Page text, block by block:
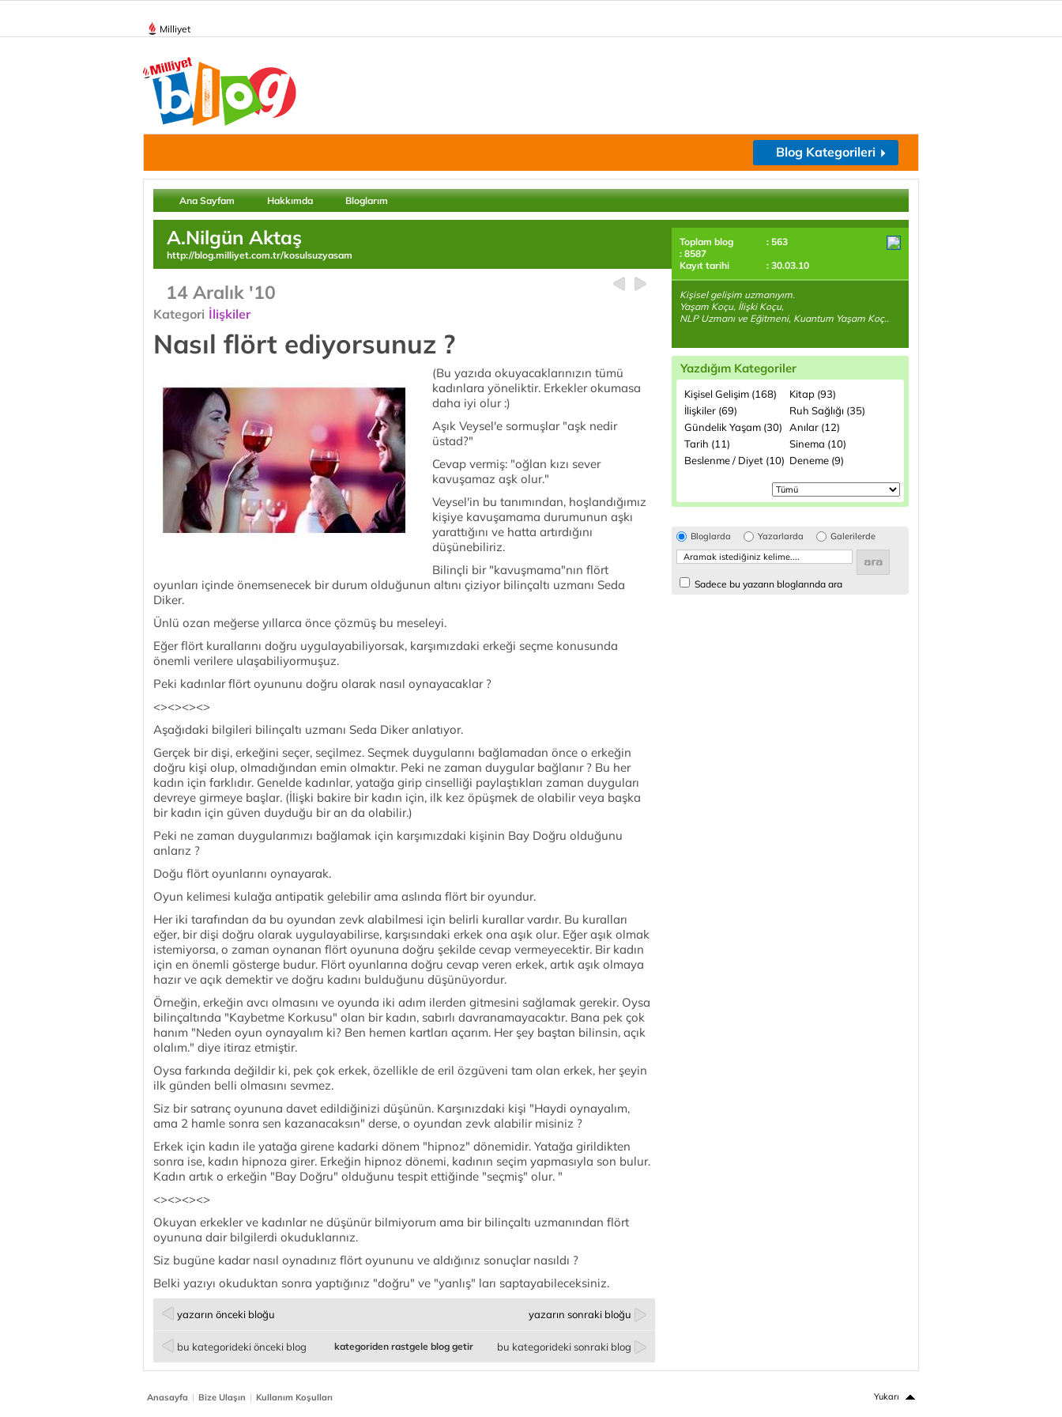
Milliyet
Blog Kategorileri
Ana Sayfam Hakkımda Bloglarım
A.Nilgün Aktaş
http://blog.milliyet.com.tr/kosulsuzyasam
14 Aralık '10
Kategori İlişkiler
Nasıl flört ediyorsunuz ?
(Bu yazıda okuyacaklarınızın tümü
kadınlara yöneliktir. Erkekler okumasa
daha iyi olur :)
Aşık Veysel'e sormuşlar "aşk nedir
üstad?"
Cevap vermiş: "oğlan kızı sever
kavuşamaz aşk olur."
Veysel'in bu tanımından, hoşlandığımız
kişiye kavuşamama durumunun aşkı
yarattığını ve hatta artırdığını
düşünebiliriz.
Bilinçli bir "kavuşmama"nın flört
oyunları içinde önemsenecek bir durum olduğunun altını çiziyor bilinçaltı uzmanı Seda
Diker.
Ünlü ozan meğerse yıllarca önce çözmüş bu meseleyi.
Eğer flört kurallarını doğru uygulayabiliyorsak, karşımızdaki erkeği seçme konusunda
önemli verilere ulaşabiliyormuşuz.
Peki kadınlar flört oyununu doğru olarak nasıl oynayacaklar ?
<><><><>
Aşağıdaki bilgileri bilinçaltı uzmanı Seda Diker anlatıyor.
Gerçek bir dişi, erkeğini seçer, seçilmez. Seçmek duygularını bağlamadan önce o erkeğin
doğru kişi olup, olmadığından emin olmaktır. Peki ne zaman duygular bağlanır ? Bu her
kadın için farklıdır. Genelde kadınlar, yatağa girip cinselliği paylaştıkları zaman duyguları
devreye girmeye başlar. (İlişki bakire bir kadın için, ilk kez öpüşmek de olabilir veya başka
bir kadın için güven duyduğu bir an da olabilir.)
Peki ne zaman duygularımızı bağlamak için karşımızdaki kişinin Bay Doğru olduğunu
anlarız ?
Doğu flört oyunlarını oynayarak.
Oyun kelimesi kulağa antipatik gelebilir ama aslında flört bir oyundur.
Her iki tarafından da bu oyundan zevk alabilmesi için belirli kurallar vardır. Bu kuralları
eğer, bir dişi doğru olarak uygulayabilirse, karşısındaki erkek ona aşık olur. Eğer aşık olmak
istemiyorsa, o zaman oynanan flört oyununa doğru şekilde cevap vermeyecektir. Bir kadın
için en önemli gösterge budur. Flört oyunlarına doğru cevap veren erkek, artık aşık olmaya
hazır ve açık demektir ve doğru kadını bulduğunu düşünüyordur.
Örneğin, erkeğin avcı olmasını ve oyunda iki adım ilerden gitmesini sağlamak gerekir. Oysa
bilinçaltında "Kaybetme Korkusu" olan bir kadın, sabırlı davranamayacaktır. Bana pek çok
hanım "Neden oyun oynayalım ki? Ben hemen kartları açarım. Her şey baştan bilinsin, açık
olalım." diye itiraz etmiştir.
Oysa farkında değildir ki, pek çok erkek, özellikle de eril özgüveni tam olan erkek, her şeyin
ilk günden belli olmasını sevmez.
Siz bir satranç oyununa davet edildiğinizi düşünün. Karşınızdaki kişi "Haydi oynayalım,
ama 2 hamle sonra sen kazanacaksın" derse, o oyundan zevk alabilir misiniz ?
Erkek için kadın ile yatağa girene kadarki dönem "hipnoz" dönemidir. Yatağa girildikten
sonra ise, kadın hipnoza girer. Erkeğin hipnoz dönemi, kadının seçim yapmasıyla son bulur.
Kadın artık o erkeğin "Bay Doğru" olduğunu tespit ettiğinde "seçmiş" olur. "
<><><><>
Okuyan erkekler ve kadınlar ne düşünür bilmiyorum ama bir bilinçaltı uzmanından flört
oyununa dair bilgilerdi okuduklarınız.
Siz bugüne kadar nasıl oynadınız flört oyununu ve aldığınız sonuçlar nasıldı ?
Belki yazıyı okuduktan sonra yaptığınız "doğru" ve "yanlış" ları saptayabileceksiniz.
yazarın önceki bloğu yazarın sonraki bloğu
bu kategorideki önceki blog bu kategorideki sonraki blog
kategoriden rastgele blog getir
Toplam blog
: 563
: 8587
Kayıt tarihi
: 30.03.10
Kişisel gelişim uzmanıyım.
Yaşam Koçu, İlişki Koçu,
NLP Uzmanı ve Eğitmeni, Kuantum Yaşam Koç..
Yazdığım Kategoriler
Kişisel Gelişim (168)
Kitap (93)
İlişkiler (69)
Ruh Sağlığı (35)
Gündelik Yaşam (30)
Anılar (12)
Tarih (11)
Sinema (10)
Beslenme / Diyet (10) Deneme (9)
Bloglarda Yazarlarda Galerilerde
Sadece bu yazarın bloglarında ara
Anasayfa | Bize Ulaşın | Kullanım Koşulları Yukarı